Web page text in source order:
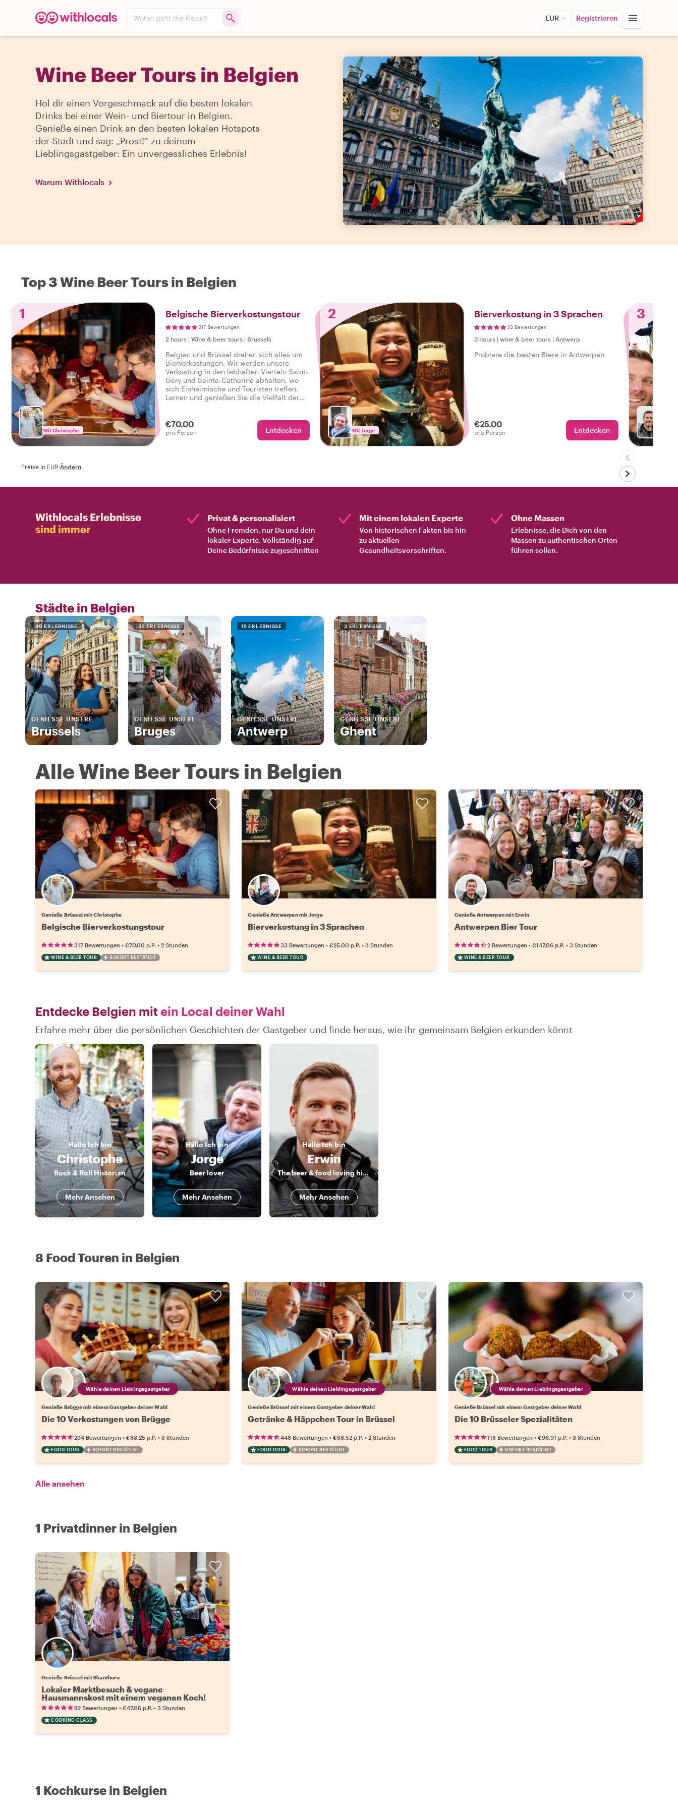
Wohin geht die Reise? EUR Registrieren
Wine Beer Tours in Belgien
Hol dir einen Vorgeschmack auf die besten lokalen
Drinks bei einer Wein- und Biertour in Belgien.
Genieße einen Drink an den besten lokalen Hotspots
der Stadt und sag: „Prost!“ zu deinem
Lieblingsgastgeber: Ein unvergessliches Erlebnis!
Warum Withlocals
Top 3 Wine Beer Tours in Belgien
1
Mit Christophe
Belgische Bierverkostungstour
317 Bewertungen
2 hours | Wine & beer tours | Brussels
Belgien und Brüssel drehen sich alles um
Bierverkostungen. Wir werden unsere
Verkostung in den lebhaften Vierteln Saint-
Géry und Sainte-Catherine abhalten, wo
sich Einheimische und Touristen treffen.
Lernen und genießen Sie die Vielfalt der
€70.00
pro Person Entdecken
2
Mit Jorge
Bierverkostung in 3 Sprachen
33 Bewertungen
3 hours | wine & beer tours | Antwerp
Probiere die besten Biere in Antwerpen
€25.00
pro Person Entdecken
3
Preise in EUR·Ändern
Withlocals Erlebnisse
sind immer
Privat & personalisiert
Ohne Fremden, nur Du und dein
lokaler Experte. Vollständig auf
Deine Bedürfnisse zugeschnitten
Mit einem lokalen Experte
Von historischen Fakten bis hin
zu aktuellen
Gesundheitsvorschriften.
Ohne Massen
Erlebnisse, die Dich von den
Massen zu authentischen Orten
führen sollen.
Städte in Belgien
40 ERLEBNISSE
GENIESSE UNSERE
Brussels
32 ERLEBNISSE
GENIESSE UNSERE
Bruges
15 ERLEBNISSE
GENIESSE UNSERE
Antwerp
3 ERLEBNISSE
GENIESSE UNSERE
Ghent
Alle Wine Beer Tours in Belgien
Genieße Brüssel mit Christophe
Belgische Bierverkostungstour
317 Bewertungen • €70.00 p.P. • 2 Stunden
WINE & BEER TOUR SOFORT BESTÄTIGT
Genieße Antwerpen mit Jorge
Bierverkostung in 3 Sprachen
33 Bewertungen •€25.00 p.P. •3 Stunden
WINE & BEER TOUR
Genieße Antwerpen mit Erwin
Antwerpen Bier Tour
2 Bewertungen • €147.06 p.P. • 3 Stunden
WINE & BEER TOUR
Entdecke Belgien mitein Local deiner Wahl
Erfahre mehr über die persönlichen Geschichten der Gastgeber und finde heraus, wie ihr gemeinsam Belgien erkunden könnt
HalloIch bin
Christophe
Rock & Roll Historian
Mehr Ansehen
HalloIch bin
Jorge
Beer lover
Mehr Ansehen
HalloIch bin
Erwin
The beer & food loving historian
Mehr Ansehen
8 Food Touren in Belgien
Wähle deinen Lieblingsgastgeber
Genieße Brügge mit einem Gastgeber deiner Wahl
Die 10 Verkostungen von Brügge
234 Bewertungen • €88.25 p.P. • 3 Stunden
FOOD TOUR SOFORT BESTÄTIGT
Wähle deinen Lieblingsgastgeber
Genieße Brüssel mit einem Gastgeber deiner Wahl
Getränke & Häppchen Tour in Brüssel
448 Bewertungen •€68.52 p.P. •2 Stunden
FOOD TOUR SOFORT BESTÄTIGT
Wähle deinen Lieblingsgastgeber
Genieße Brüssel mit einem Gastgeber deiner Wahl
Die 10 Brüsseler Spezialitäten
118 Bewertungen • €96.91 p.P. • 3 Stunden
FOOD TOUR SOFORT BESTÄTIGT
Alle ansehen
1 Privatdinner in Belgien
Genieße Brüssel mit Shanthuru
Lokaler Marktbesuch & vegane
Hausmannskost mit einem veganen Koch!
82 Bewertungen • €47.06 p.P. • 3 Stunden
COOKING CLASS
1 Kochkurse in Belgien